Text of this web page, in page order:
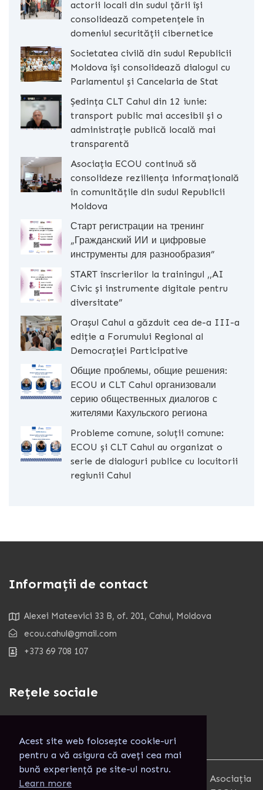
Acest site web folosește cookie-uri
pentru a vă asigura că aveți cea mai
bună experiență pe site-ul nostru.
Learn more
actorii locali din sudul țării își
consolidează competențele în
domeniul securității cibernetice
Societatea civilă din sudul Republicii
Moldova își consolidează dialogul cu
Parlamentul și Cancelaria de Stat
Ședința CLT Cahul din 12 iunie:
transport public mai accesibil și o
administrație publică locală mai
transparentă
Asociația ECOU continuă să
consolideze reziliența informațională
în comunitățile din sudul Republicii
Moldova
Старт регистрации на тренинг
„Гражданский ИИ и цифровые
инструменты для разнообразия”
START înscrierilor la trainingul ,,AI
Civic și instrumente digitale pentru
diversitate”
Orașul Cahul a găzduit cea de-a III-a
ediție a Forumului Regional al
Democrației Participative
Общие проблемы, общие решения:
ECOU и CLT Cahul организовали
серию общественных диалогов с
жителями Кахульского региона
Probleme comune, soluții comune:
ECOU și CLT Cahul au organizat o
serie de dialoguri publice cu locuitorii
regiunii Cahul
Informații de contact
Alexei Mateevici 33 B, of. 201, Cahul, Moldova
ecou.cahul@gmail.com
+373 69 708 107
Rețele sociale
Copyright 2025. Toate Drepturile rezervate. Asociația